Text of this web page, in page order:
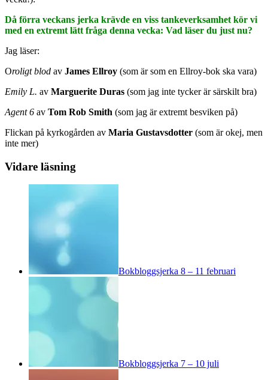
Då förra veckans jerka krävde en viss tankeverksamhet kör vi
med en extremt lätt fråga denna vecka: Vad läser du just nu?
Jag läser:
Oroligt blod av James Ellroy (som är som en Ellroy-bok ska vara)
Emily L. av Marguerite Duras (som jag inte tycker är särskilt bra)
Agent 6 av Tom Rob Smith (som jag är extremt besviken på)
Flickan på kyrkogården av Maria Gustavsdotter (som är okej, men
inte mer)
Vidare läsning
Bokbloggsjerka 8 – 11 februari
Bokbloggsjerka 7 – 10 juli